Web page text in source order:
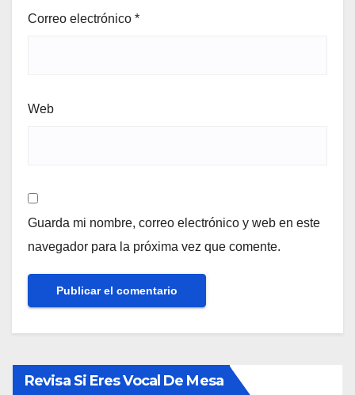
Correo electrónico *
Web
Guarda mi nombre, correo electrónico y web en este
navegador para la próxima vez que comente.
Revisa Si Eres Vocal De Mesa